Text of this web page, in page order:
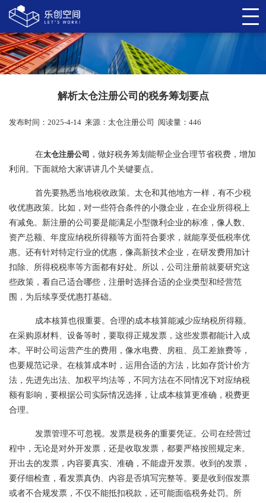
解析太仓注册公司的税务筹划要点
发布时间：2025-4-14 来源： 太仓注册公司 阅读量：446
在太仓注册公司 ，做好税务筹划能帮企业合理节省税费，增加
利润。下面就给大家讲讲几个关键要点。
首先要熟悉当地税收政策。太仓和其他地方一样，有不少税
收优惠政策。比如，对一些符合条件的小微企业，在企业所得税上
有减免。新注册的公司要是能满足小型微利企业的标准，像人数、
资产总额、年度应纳税所得额等方面符合要求，就能享受低税率优
惠。还有针对特定行业的优惠，像高新技术企业，在研发费用加计
扣除、所得税税率等方面都有好处。所以，公司注册前就要研究这
些政策，看自己适合哪些，注册时选择合适的企业类型和经营范
围，为后续享受优惠打基础。
成本核算也很重要。合理的成本核算能减少应纳税所得额。
在采购原材料、设备等时，要取得正规发票，这些发票都能计入成
本。平时公司运营产生的费用，像水电费、房租、员工差旅费等，
也要规范记录。在核算成本时，运用合适的方法，比如存货计价方
法，先进先出法、加权平均法等，不同方法在不同情况下对应纳税
额有影响，要根据公司实际情况选择，让成本核算更准确，税费更
合理。
发票管理不可忽视。发票是税务的重要凭证。公司在经营过
程中，无论是对外开发票，还是收取发票，都要严格按照规定来。
开出去的发票，内容要真实、准确，不能虚开发票。收到的发票，
要仔细检查，看发票真伪、内容是否填写完整等。要是收到假发票
或者不合规发票，不仅不能抵扣税款，还可能面临税务处罚。所